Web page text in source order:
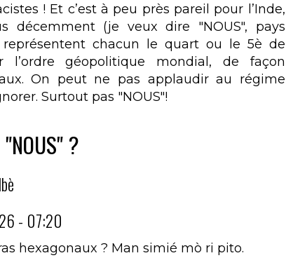
! Et c’est à peu près pareil pour l’Inde,
décemment (je veux dire "NOUS", pays
chacun le quart ou le 5è de
l’ordre géopolitique mondial, de façon
On peut ne pas applaudir au régime
Surtout pas "NOUS"!
"NOUS" ?
- 07:20
hexagonaux ? Man simié mò ri pito.